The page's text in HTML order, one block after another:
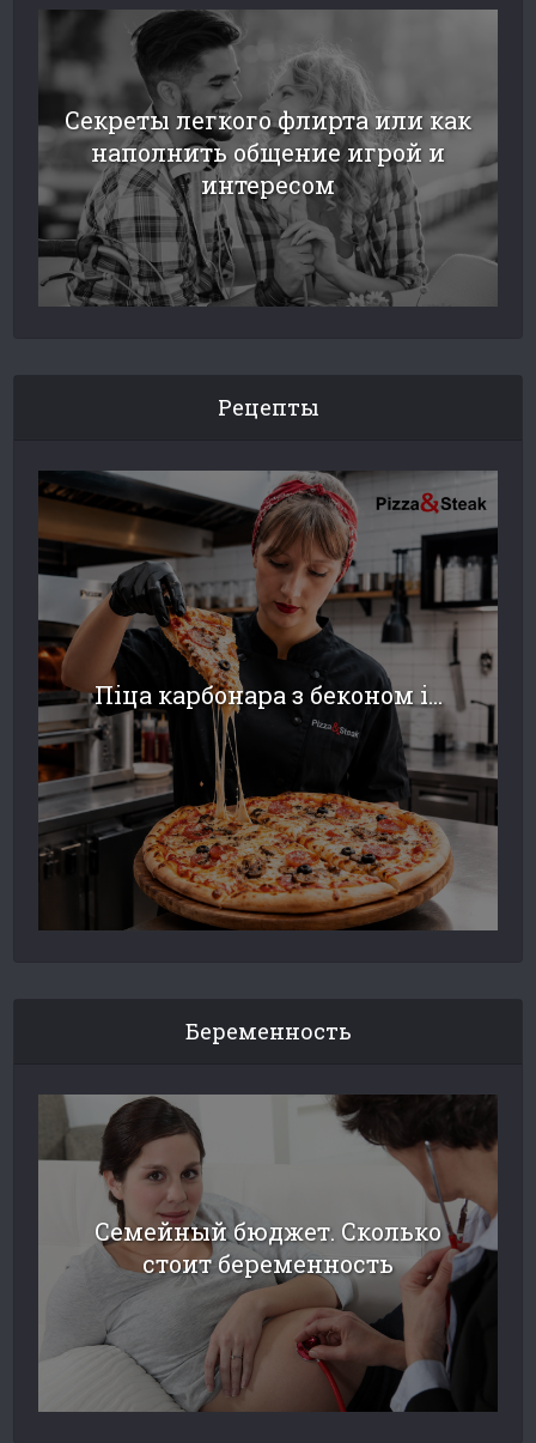
Секреты легкого флирта или как
наполнить общение игрой и
интересом
Рецепты
Піца карбонара з беконом і...
Беременность
Семейный бюджет. Сколько
стоит беременность